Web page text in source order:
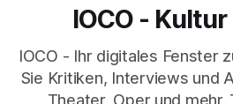
IOCO -
IOCO - Ihr digitales Fenster
Sie Kritiken, Interviews und
Theater, Oper und mehr.